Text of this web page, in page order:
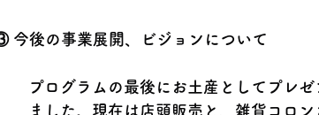
今後の事業展開、ビジョンについて
プログラムの最後にお土産としてプレ
ました。現在は店頭販売と、雑貨コロ